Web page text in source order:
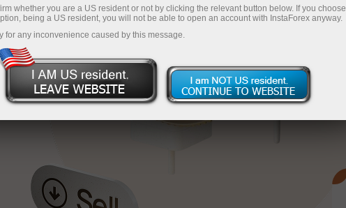
whether you are a US resident or not by clicking the relevant button below. If you choose
being a US resident, you will not be able to open an account with InstaForex anyway.
for any inconvenience caused by this message.